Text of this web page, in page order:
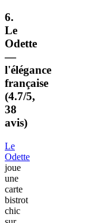
6.
Le
Odette
—
l'élégance
française
(4.7/5,
38
avis)
Le
Odette
joue
une
carte
bistrot
chic